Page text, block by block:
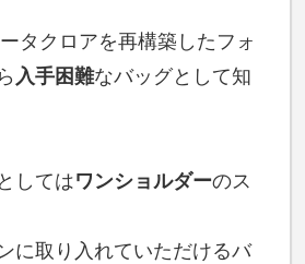
タクロアを再構築したフォ
入手困難なバッグとして知
してはワンショルダーのス
に取り入れていただけるバ